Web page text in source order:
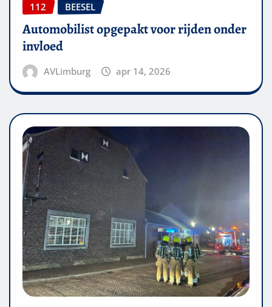
112 BEESEL
Automobilist opgepakt voor rijden onder
invloed
AVLimburg apr 14, 2026